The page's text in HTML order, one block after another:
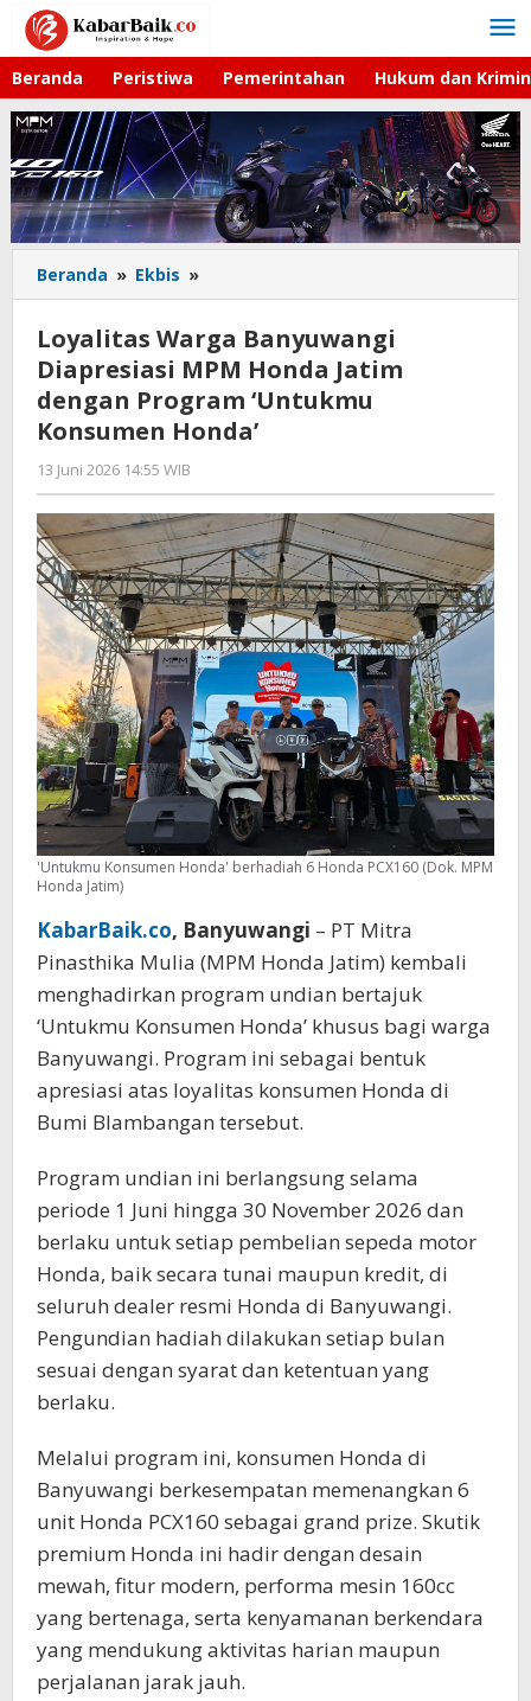
Lewati
konten
Beranda Peristiwa Pemerintahan Hukum dan
Beranda » Ekbis »
Warga
Diapresiasi
MPM
Honda
Jatim
'Untukmu
Konsumen
Honda'
Loyalitas Warga Banyuwangi
Diapresiasi MPM Honda Jatim
dengan Program ‘Untukmu
Konsumen Honda’
13 Juni 2026 14:55 WIB
Imam
WD
'Untukmu Konsumen Honda' berhadiah 6 Honda PCX160 (Dok. MPM
Honda Jatim)
KabarBaik.co, Banyuwangi – PT Mitra
Pinasthika Mulia (MPM Honda Jatim) kembali
menghadirkan program undian bertajuk
‘Untukmu Konsumen Honda’ khusus bagi warga
Banyuwangi. Program ini sebagai bentuk
apresiasi atas loyalitas konsumen Honda di
Bumi Blambangan tersebut.
Program undian ini berlangsung selama
periode 1 Juni hingga 30 November 2026 dan
berlaku untuk setiap pembelian sepeda motor
Honda, baik secara tunai maupun kredit, di
seluruh dealer resmi Honda di Banyuwangi.
Pengundian hadiah dilakukan setiap bulan
sesuai dengan syarat dan ketentuan yang
berlaku.
Melalui program ini, konsumen Honda di
Banyuwangi berkesempatan memenangkan 6
unit Honda PCX160 sebagai grand prize. Skutik
premium Honda ini hadir dengan desain
mewah, fitur modern, performa mesin 160cc
yang bertenaga, serta kenyamanan berkendara
yang mendukung aktivitas harian maupun
perjalanan jarak jauh.